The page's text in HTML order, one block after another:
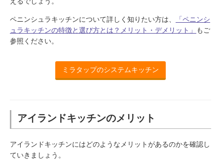
ペニンシュラキッチンについて詳しく知りたい方は、
「ペニンシ
ュラキッチンの特徴と選び方とは？メリット・デメリット」
もご
参照ください。
ミラタップのシステムキッチン
アイランドキッチンのメリット
アイランドキッチンにはどのようなメリットがあるのかを確認し
ていきましょう。